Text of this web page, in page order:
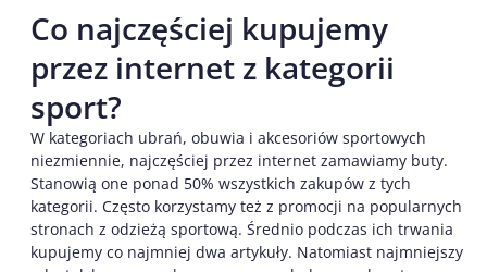
Co najczęściej kupujemy
przez internet z kategorii
sport?
W kategoriach ubrań, obuwia i akcesoriów sportowych
niezmiennie, najczęściej przez internet zamawiamy buty.
Stanowią one ponad 50% wszystkich zakupów z tych
kategorii. Często korzystamy też z promocji na popularnych
stronach z odzieżą sportową. Średnio podczas ich trwania
kupujemy co najmniej dwa artykuły. Natomiast najmniejszy